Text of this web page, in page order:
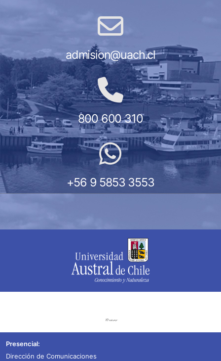
admision@uach.cl
800 600 310
+56 9 5853 3553
Presencial:
Dirección de Comunicaciones